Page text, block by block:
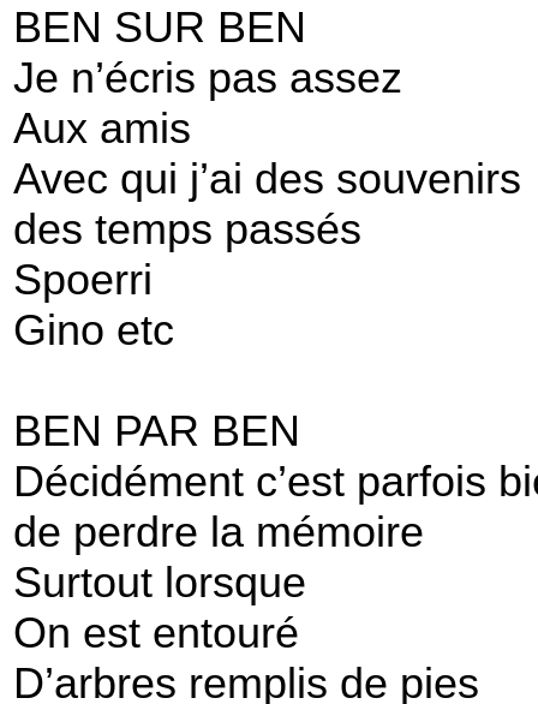
BEN SUR BEN
Je n’écris pas assez
Aux amis
Avec qui j’ai des souvenirs
des temps passés
Spoerri
Gino etc
BEN PAR BEN
Décidément c’est parfois
de perdre la mémoire
Surtout lorsque
On est entouré
D’arbres remplis de pies